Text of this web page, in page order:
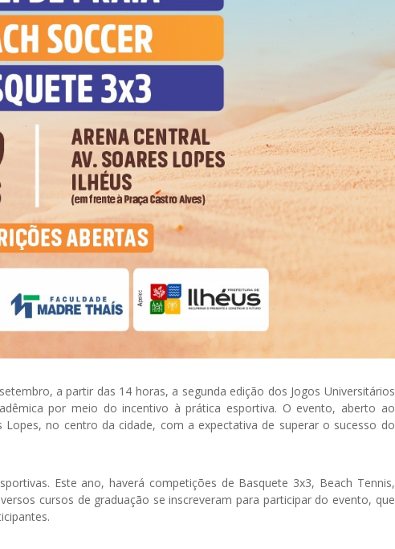
a partir das 14 horas, a segunda edição dos Jogos Universitários
por meio do incentivo à prática esportiva. O evento, aberto ao
Lopes, no centro da cidade, com a expectativa de superar o sucesso do
Este ano, haverá competições de Basquete 3x3, Beach Tennis,
cursos de graduação se inscreveram para participar do evento, que